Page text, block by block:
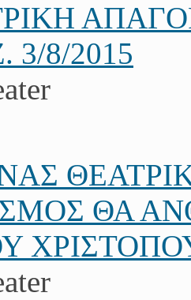
8/2015
ΘΑ